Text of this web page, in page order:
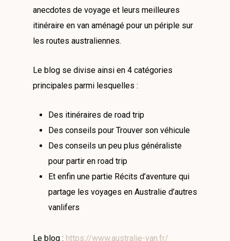
anecdotes de voyage et leurs meilleures
itinéraire en van aménagé pour un périple sur
les routes australiennes.
Le blog se divise ainsi en 4 catégories
principales parmi lesquelles :
Des itinéraires de road trip
Des conseils pour Trouver son véhicule
Des conseils un peu plus généraliste
pour partir en road trip
Et enfin une partie Récits d’aventure qui
partage les voyages en Australie d’autres
vanlifers
Le blog : https://www.australie-van.fr/